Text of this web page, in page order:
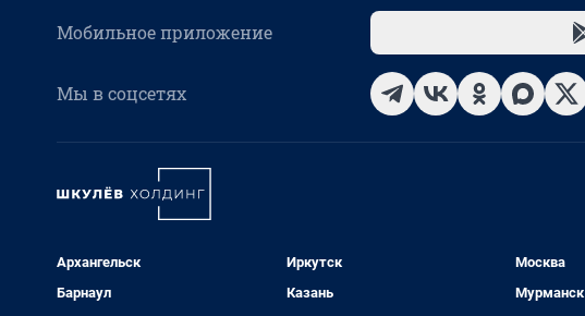
Мобильное приложение
Мы в соцсетях
Архангельск
Барнаул
Иркутск
Казань
Москва
Мурманск